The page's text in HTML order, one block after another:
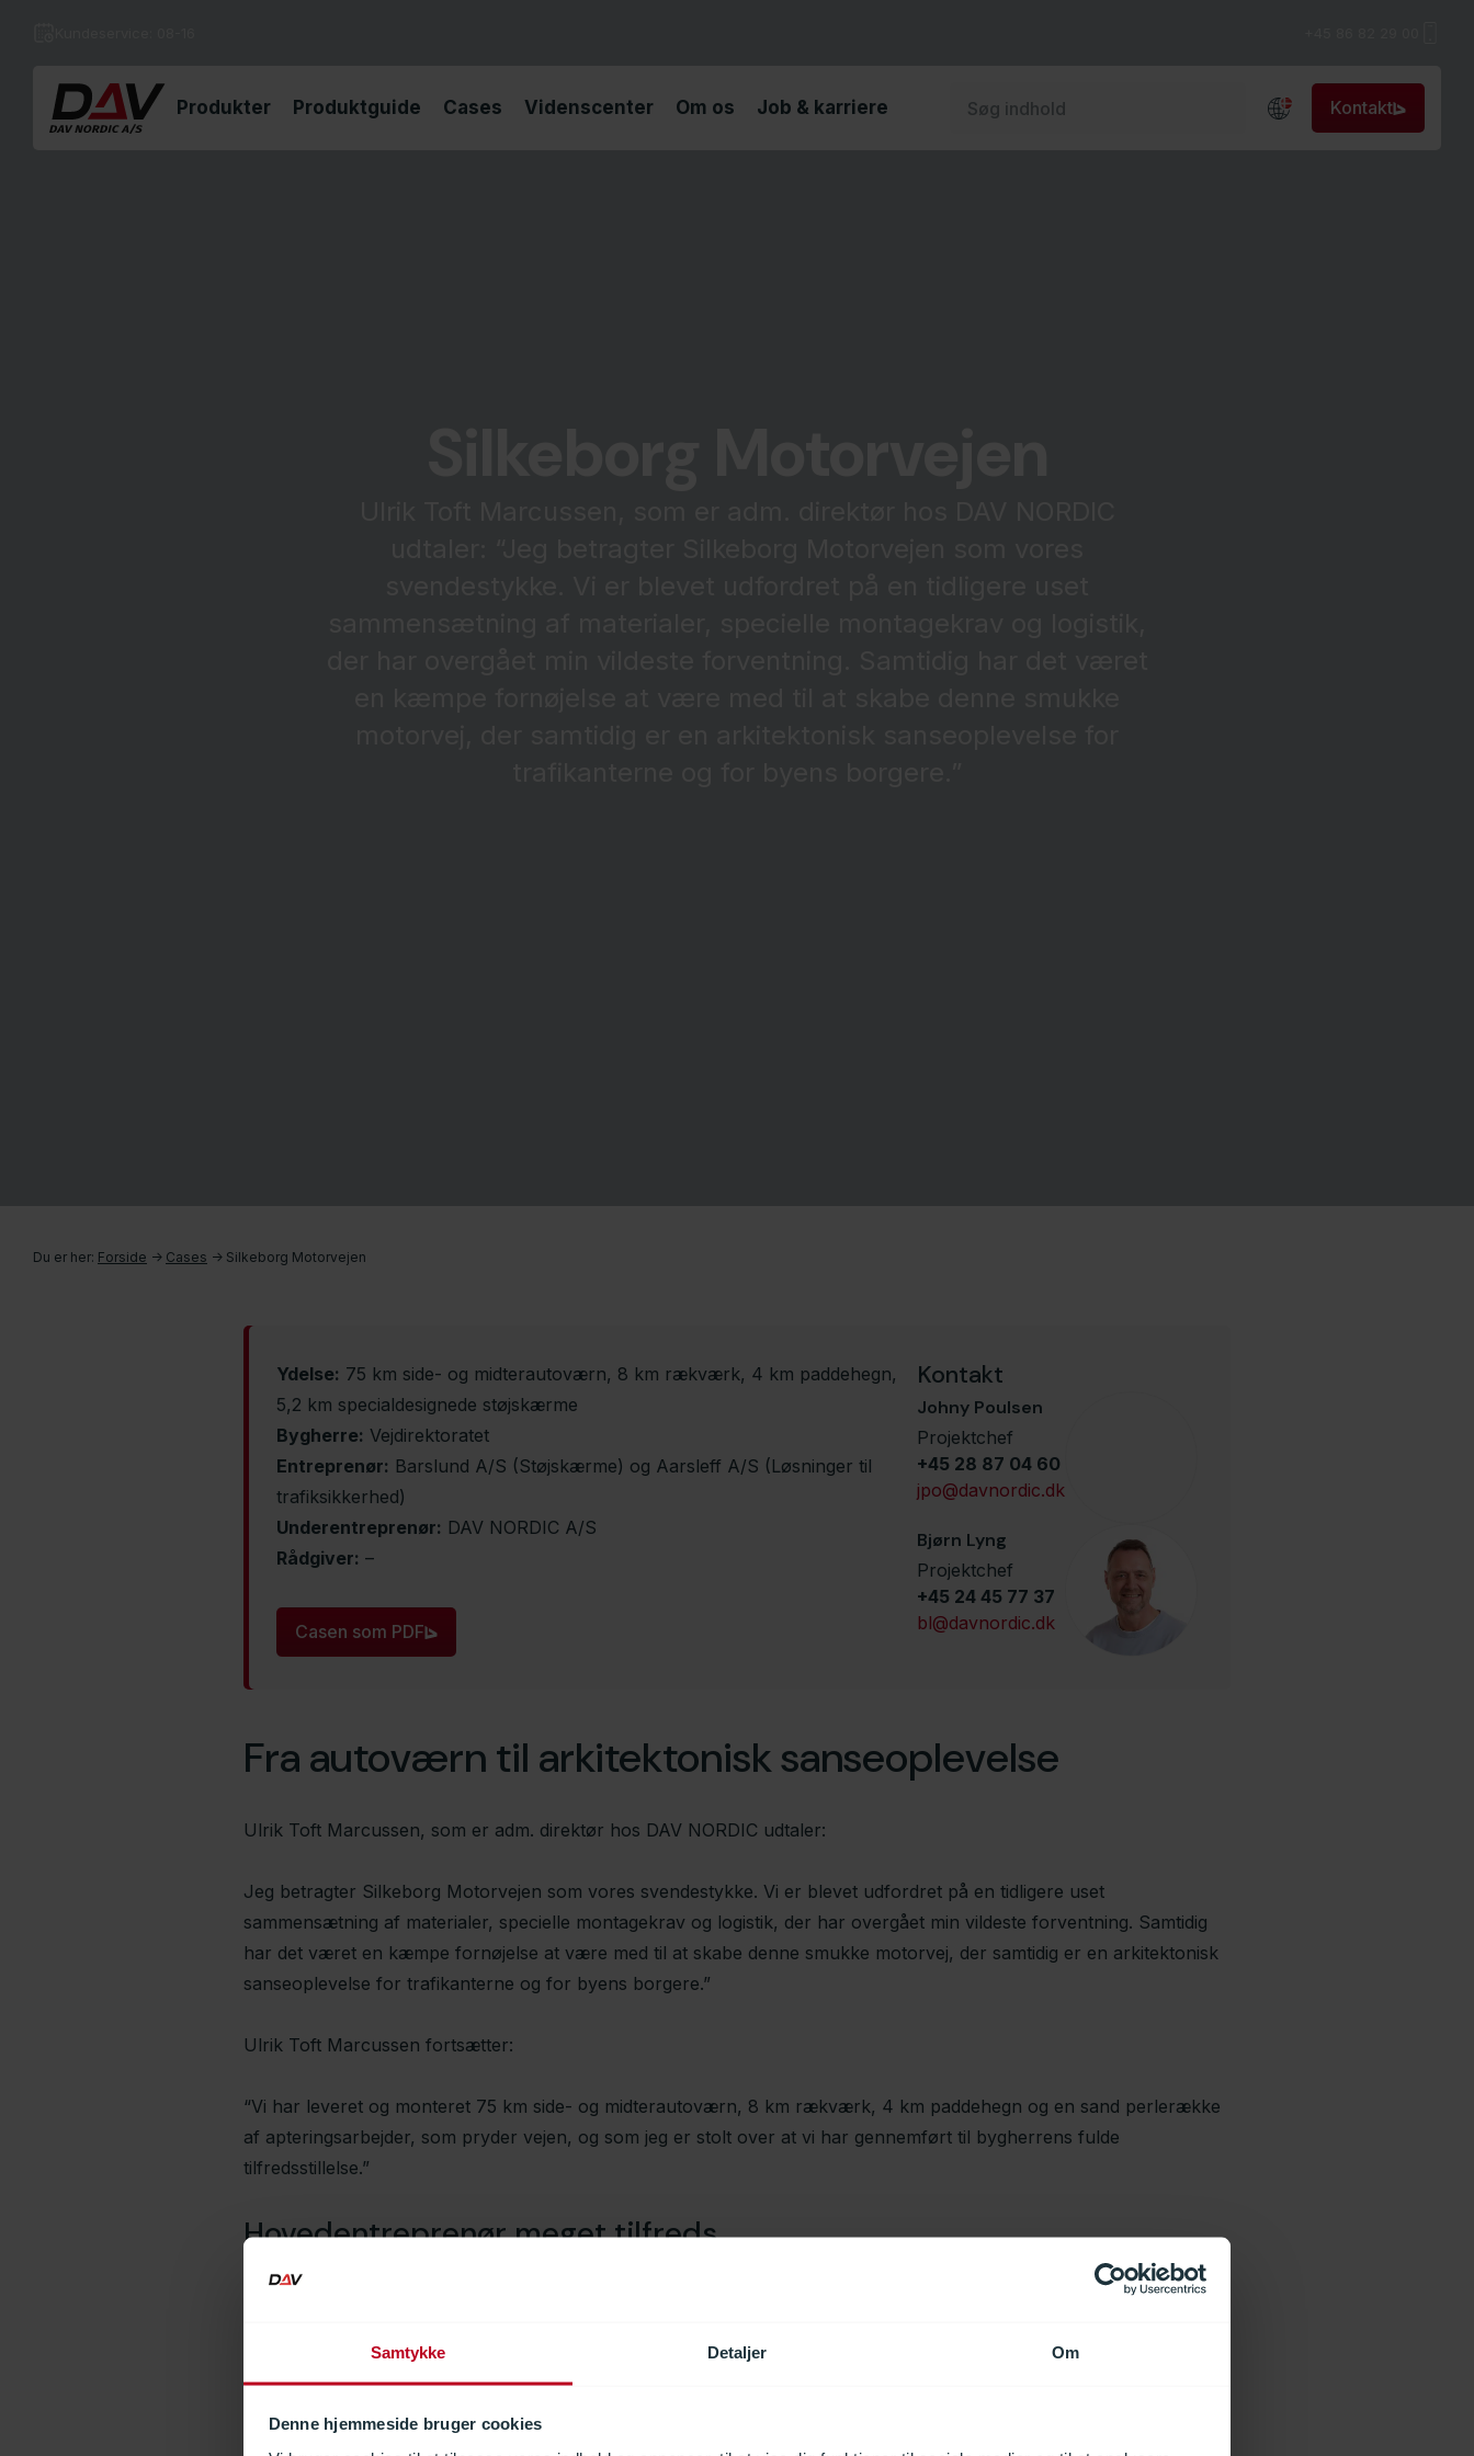
Samtykke Detaljer Om
Denne hjemmeside bruger cookies
Produkter Produktguide Cases Videnscenter Om os Job & karriere Kontakt
Du er her: Forside -> Cases -> Silkeborg Motorvejen
Ydelse: 75 km side- og midterautoværn, 8 km rækværk, 4 km paddehegn,
5,2 km specialdesignede støjskærme
Bygherre: Vejdirektoratet
Entreprenør: Barslund A/S (Støjskærme) og Aarsleff A/S (Løsninger til
trafiksikkerhed)
Underentreprenør: DAV NORDIC A/S
Rådgiver: –
Casen som PDF
Kontakt
Johny Poulsen
Projektchef
+45 28 87 04 60
jpo@davnordic.dk
Bjørn Lyng
Projektchef
+45 24 45 77 37
bl@davnordic.dk
Fra autoværn til arkitektonisk sanseoplevelse
Ulrik Toft Marcussen, som er adm. direktør hos DAV NORDIC udtaler:
Jeg betragter Silkeborg Motorvejen som vores svendestykke. Vi er blevet udfordret på en tidligere uset
sammensætning af materialer, specielle montagekrav og logistik, der har overgået min vildeste forventning. Samtidig
har det været en kæmpe fornøjelse at være med til at skabe denne smukke motorvej, der samtidig er en arkitektonisk
sanseoplevelse for trafikanterne og for byens borgere.”
Ulrik Toft Marcussen fortsætter:
“Vi har leveret og monteret 75 km side- og midterautoværn, 8 km rækværk, 4 km paddehegn og en sand perlerække
af apteringsarbejder, som pryder vejen, og som jeg er stolt over at vi har gennemført til bygherrens fulde
tilfredsstillelse.”
Hovedentreprenør meget tilfreds
​Projektchef, Mogens Steen Pedersen fra Aarsleff A/S er meget tilfreds med samarbejdet med DAV NORDIC: